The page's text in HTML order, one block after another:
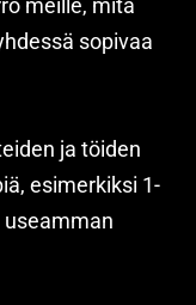
meille, mitä
sopivaa
ja töiden
esimerkiksi 1-
useamman